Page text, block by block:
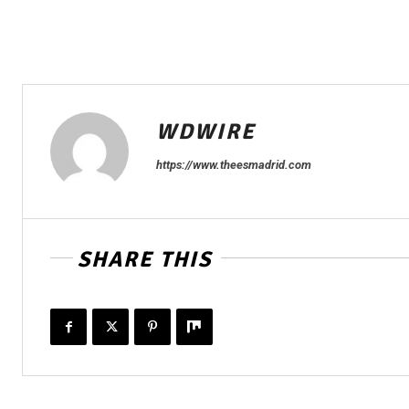
WDWIRE
https://www.theesmadrid.com
SHARE THIS